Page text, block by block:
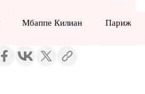
Мбаппе Килиан Париж